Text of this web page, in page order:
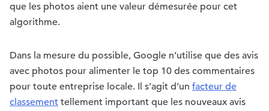
que les photos aient une valeur démesurée pour cet
algorithme.
Dans la mesure du possible, Google n’utilise que des avis
avec photos pour alimenter le top 10 des commentaires
pour toute entreprise locale. Il s’agit d’un facteur de
classement tellement important que les nouveaux avis